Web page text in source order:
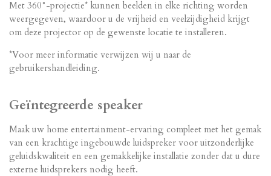
Met 360°-projectie* kunnen beelden in elke richting worden
weergegeven, waardoor u de vrijheid en veelzijdigheid krijgt
om deze projector op de gewenste locatie te installeren.
*Voor meer informatie verwijzen wij u naar de
gebruikershandleiding.
Geïntegreerde speaker
Maak uw home entertainment-ervaring compleet met het gemak
van een krachtige ingebouwde luidspreker voor uitzonderlijke
geluidskwaliteit en een gemakkelijke installatie zonder dat u dure
externe luidsprekers nodig heeft.